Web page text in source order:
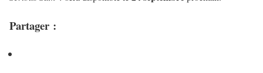
Partager :